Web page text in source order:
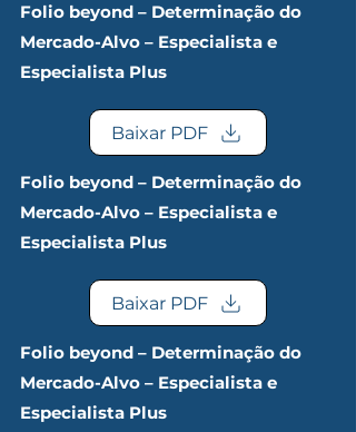
Folio beyond – Determinação do
Mercado-Alvo – Especialista e
Especialista Plus
Baixar PDF
Folio beyond – Determinação do
Mercado-Alvo – Especialista e
Especialista Plus
Baixar PDF
Folio beyond – Determinação do
Mercado-Alvo – Especialista e
Especialista Plus